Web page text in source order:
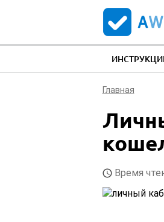
Главная
Время